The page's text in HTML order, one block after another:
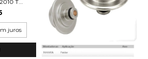
T...
juros